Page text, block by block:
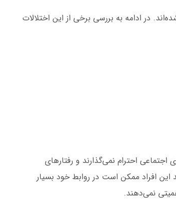
در ادامه به بررسی برخی از این اختلالات
اجتماعی احترام نمی‌گذارند و رفتارهای
افراد ممکن است در روابط خود بسیار
نمی‌دهند.